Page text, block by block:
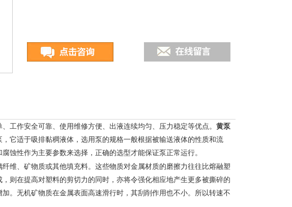
工作安全可靠、使用维修方便、出液连续均匀、压力稳定等优点。 黄泵
它适于吸排黏稠液体，选用泵的规格一般根据被输送液体的性质和流
蚀性作为主要参数来选择，正确的选型才能保证泵正常运行。
维、矿物质或其他填充料。这些物质对金属材质的磨擦力往往比熔融塑
则在提高对塑料的剪切力的同时，亦将令强化相应地产生更多被撕碎的
。无机矿物质在金属表面高速滑行时，其刮削作用也不小。所以转速不